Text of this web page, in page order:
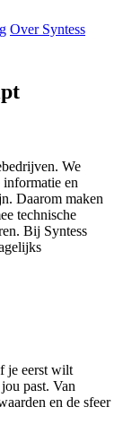
Over Syntess
We
en
Daarom maken
technische
Bij Syntess
je eerst wilt
past. Van
en de sfeer